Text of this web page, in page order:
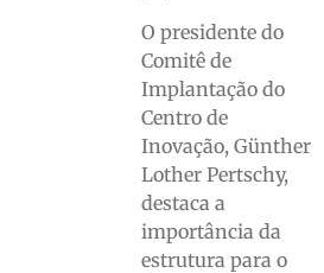
O presidente do
Comitê de
Implantação do
Centro de
Inovação, Günther
Lother Pertschy,
destaca a
importância da
estrutura para o